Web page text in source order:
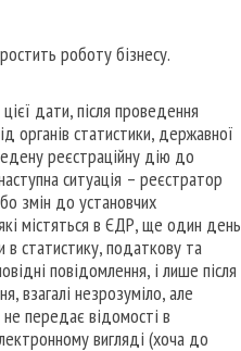
роботу бізнесу.
дати, після проведення
органів статистики, державної
реєстраційну дію до
ситуація – реєстратор
змін до установчих
містяться в ЄДР, ще один день
в статистику, податкову та
повідомлення, і лише після
взагалі незрозуміло, але
передає відомості в
вигляді (хоча до